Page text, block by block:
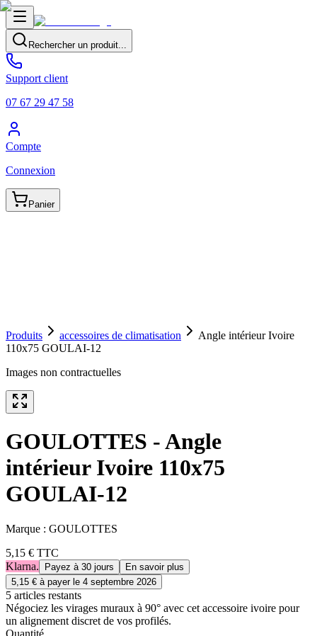
Rechercher un produit...
Support client
07 67 29 47 58
Compte
Connexion
Panier
Produits accessoires de climatisation
Angle intérieur Ivoire
110x75 GOULAI-12
Images non contractuelles
GOULOTTES - Angle
intérieur Ivoire 110x75
GOULAI-12
Marque : GOULOTTES
5,15 € TTC
Klarna.
Payez à 30 jours
En savoir plus
5,15 € à payer le 4 septembre 2026
5 articles restants
Négociez les virages muraux à 90° avec cet accessoire ivoire pour
un alignement discret de vos profilés.
Quantité